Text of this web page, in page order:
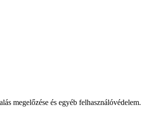
megelőzése és egyéb felhasználóvédelem.